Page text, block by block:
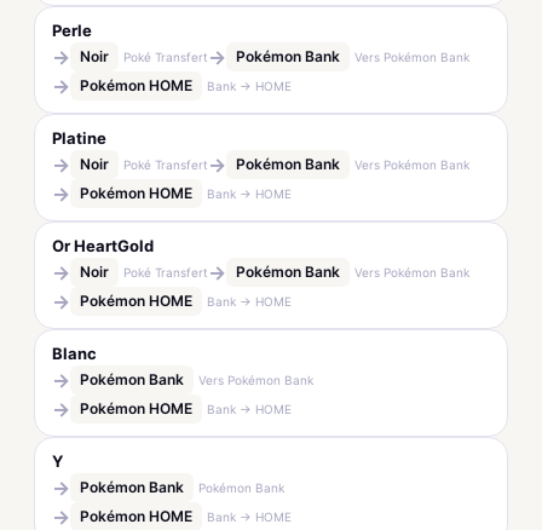
Perle
→ Noir Poké Transfert → Pokémon Bank Vers Pokémon Bank
→ Pokémon HOME Bank → HOME
Platine
→ Noir Poké Transfert → Pokémon Bank Vers Pokémon Bank
→ Pokémon HOME Bank → HOME
Or HeartGold
→ Noir Poké Transfert → Pokémon Bank Vers Pokémon Bank
→ Pokémon HOME Bank → HOME
Blanc
→ Pokémon Bank Vers Pokémon Bank
→ Pokémon HOME Bank → HOME
Y
→ Pokémon Bank Pokémon Bank
→ Pokémon HOME Bank → HOME